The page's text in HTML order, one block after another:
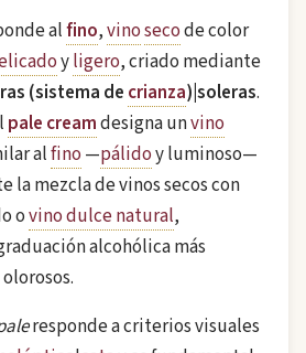
alfino,vinosecode color
yligero, criado mediante
(sistema de crianza)|soleras.
pale creamdesigna unvino
alfino —pálidoy luminoso—
la mezcla de vinos secos con
ovino dulce natural,
alcohólica más
responde a criterios visuales